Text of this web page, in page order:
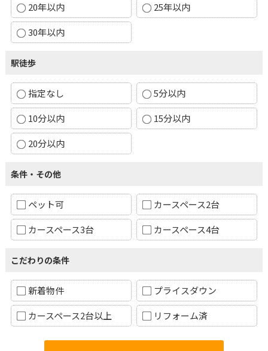
20年以内
25年以内
30年以内
駅徒歩
指定なし
5分以内
10分以内
15分以内
20分以内
条件・その他
ペット可
カースペース2台
カースペース3台
カースペース4台
こだわりの条件
新着物件
プライスダウン
カースペース2台以上
リフォーム済